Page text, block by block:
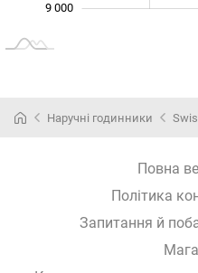
9 000
Наручні годинники
Повна
Політика
Запитання й